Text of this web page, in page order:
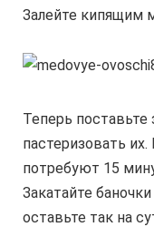
Залейте кипящим
Теперь
пастеризовать
потребуют 15
Закатайте
оставьте так на